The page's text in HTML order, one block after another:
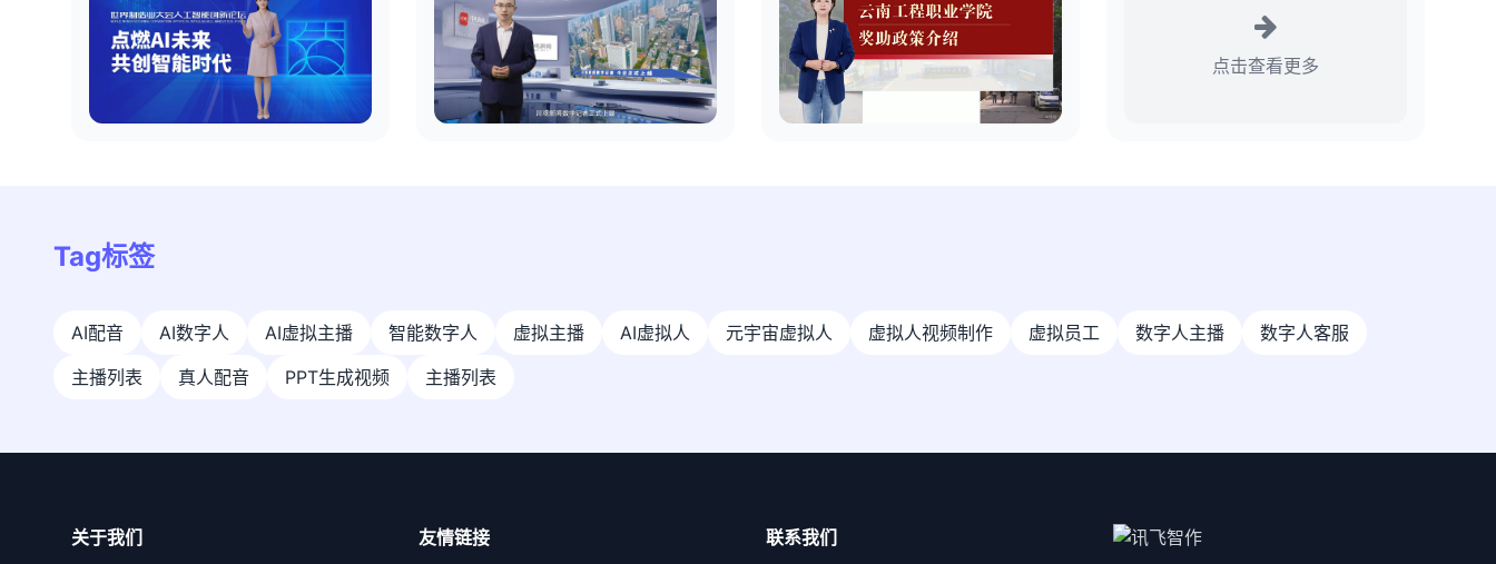
点击查看更多
Tag标签
AI配音 AI数字人 AI虚拟主播 智能数字人 虚拟主播 AI虚拟人 元宇宙虚拟人 虚拟人视频制作 虚拟员工 数字人主播
数字人客服
主播列表
真人配音 PPT生成视频 主播列表
关于我们 友情链接 联系我们